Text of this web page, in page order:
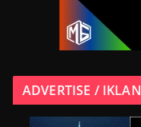
ADVERTISE / IKLAN